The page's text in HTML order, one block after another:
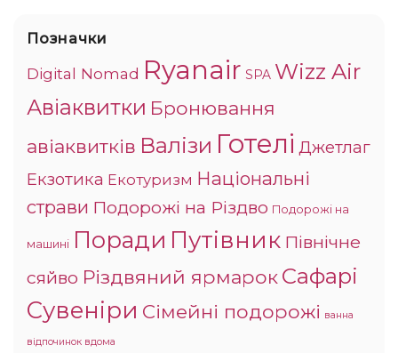
Позначки
Digital Nomad Ryanair SPA Wizz Air
Авіаквитки Бронювання
авіаквитків Валізи Готелі Джетлаг
Екзотика Екотуризм Національні
страви Подорожі на Різдво Подорожі на
машині Поради Путівник Північне
сяйво Різдвяний ярмарокСафарі
Сувеніри Сімейні подорожі ванна
відпочинок вдома